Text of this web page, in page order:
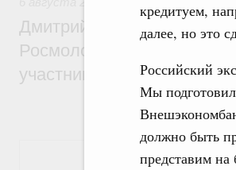
кредитуем,
далее, но это
Российский
Мы
должно быть
представим на
Дмитрий Чернышенко,
Росмолодёжи Григорий
участников проекта